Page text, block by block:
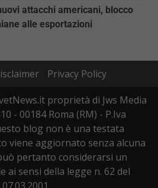
attacchi americani, blocco
alle esportazioni
Privacy Policy
proprietà di Jws Media
- 00184 Roma (RM) - P.Iva
blog non è una testata
viene aggiornato senza alcuna
pertanto considerarsi un
ai sensi della legge n. 62 del